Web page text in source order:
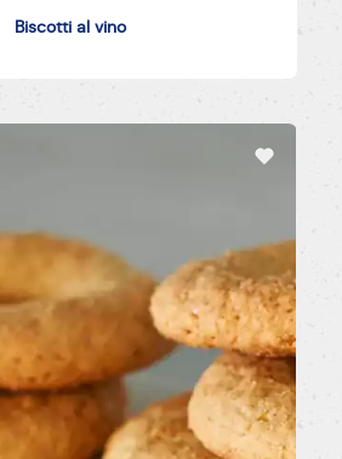
Biscotti al vino